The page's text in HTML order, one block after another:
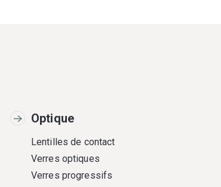
Optique
Lentilles de contact
Verres optiques
Verres progressifs